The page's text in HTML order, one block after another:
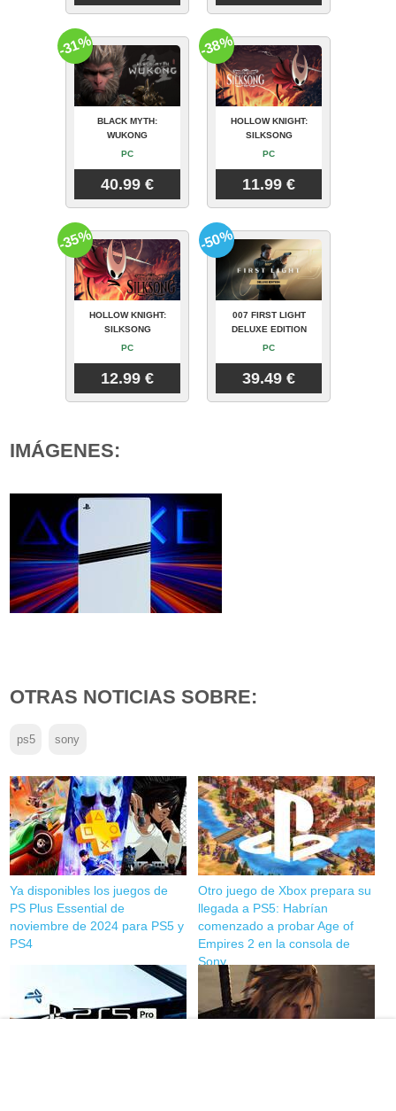
BLACK MYTH:
WUKONG
PC
40.99 €
-31%
HOLLOW KNIGHT:
SILKSONG
PC
11.99 €
-38%
HOLLOW KNIGHT:
SILKSONG
PC
12.99 €
-35%
007 FIRST LIGHT
DELUXE EDITION
PC
39.49 €
-50%
IMÁGENES:
OTRAS NOTICIAS SOBRE:
ps5 sony
Ya disponibles los juegos de
PS Plus Essential de
noviembre de 2024 para PS5 y
PS4
Otro juego de Xbox prepara su
llegada a PS5: Habrían
comenzado a probar Age of
Empires 2 en la consola de
Sony